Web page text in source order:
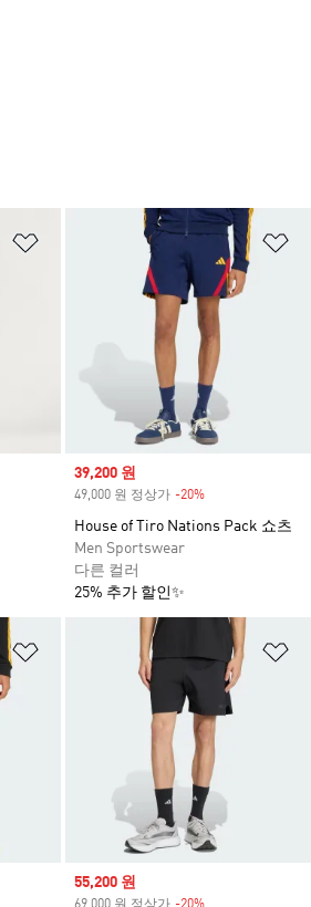
위시리스트 담기
Sale price
39,200 원
49,000 원 정상가 -20%
House of Tiro Nations Pack 쇼츠
Men Sportswear
다른 컬러
25% 추가 할인✨
위시리스트 담기
Sale price
55,200 원